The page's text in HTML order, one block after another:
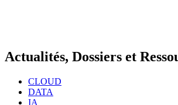
Actualités, Dossiers et
CLOUD
DATA
IA